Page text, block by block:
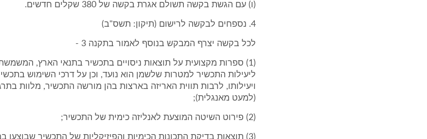
(ו) עם הגשת בקשה תשולם אגרת בקשה של 380 שקלים חדשים.
4. נספחים לבקשה לרישום (תיקון: תשס"ב)
לכל בקשה יצרף המבקש בנוסף לאמור בתקנה 3 -
(1) ספרות מקצועית על תוצאות ניסויים בתכשיר בתנאי הארץ,
ליעילות התכשיר למטרות שלשמן הוא נועד, וכן על דרכי השימוש
ויעילותו, לרבות תווית האריזה בארצות בהן מורשה התכשיר, מלוות
(למעט מאנגלית);
(2) פירוט השיטה המוצעת לאנליזה כימית של התכשיר;
(3) תוצאות בדיקת התכונות הכימיות והפיזיקליות של התכשיר